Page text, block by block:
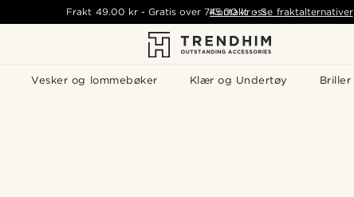
Vesker og lommebøker Klær og Undertøy Briller
Frakt 49.00 kr- Gratis over 745.00 kr - Se fraktalternativer
Kontakt oss